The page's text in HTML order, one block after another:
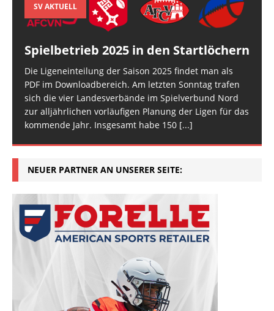
SV AKTUELL
Spielbetrieb 2025 in den Startlöchern
Die Ligeneinteilung der Saison 2025 findet man als
PDF im Downloadbereich. Am letzten Sonntag trafen
sich die vier Landesverbände im Spielverbund Nord
zur alljährlichen vorläufigen Planung der Ligen für das
kommende Jahr. Insgesamt habe 150 [...]
NEUER PARTNER AN UNSERER SEITE: